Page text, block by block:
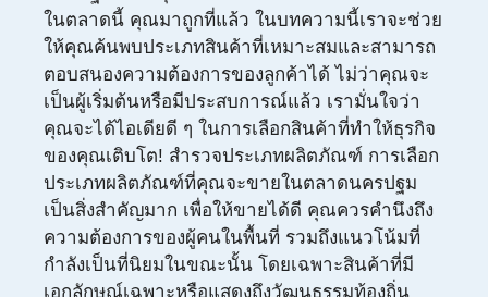
ในตลาดนี้ คุณมาถูกที่แล้ว ในบทความนี้เราจะช่วย
ให้คุณค้นพบประเภทสินค้าที่เหมาะสมและสามารถ
ตอบสนองความต้องการของลูกค้าได้ ไม่ว่าคุณจะ
เป็นผู้เริ่มต้นหรือมีประสบการณ์แล้ว เรามั่นใจว่า
คุณจะได้ไอเดียดี ๆ ในการเลือกสินค้าที่ทำให้ธุรกิจ
ของคุณเติบโต! สำรวจประเภทผลิตภัณฑ์ การเลือก
ประเภทผลิตภัณฑ์ที่คุณจะขายในตลาดนครปฐม
เป็นสิ่งสำคัญมาก เพื่อให้ขายได้ดี คุณควรคำนึงถึง
ความต้องการของผู้คนในพื้นที่ รวมถึงแนวโน้มที่
กำลังเป็นที่นิยมในขณะนั้น โดยเฉพาะสินค้าที่มี
เอกลักษณ์เฉพาะหรือแสดงถึงวัฒนธรรมท้องถิ่น